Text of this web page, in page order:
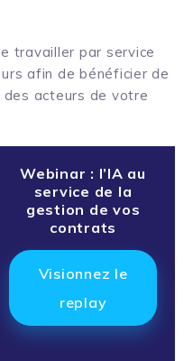
travailler par service
afin de bénéficier de
des acteurs de votre
Webinar : l’IA au
service de la
gestion de vos
contrats
Visionnez le
replay